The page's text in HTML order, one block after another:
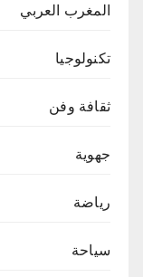
المغرب العربي
تكنولوجيا
ثقافة وفن
جهوية
رياضة
سياحة